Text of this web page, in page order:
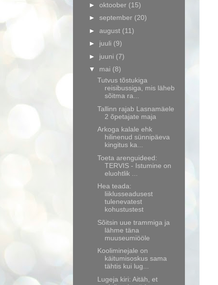
► oktoober (15)
► september (20)
► august (11)
► juuli (9)
► juuni (7)
▼ mai (8)
Tutvus tõstukiga
reisibussiga, mis läheb
sõitma ra...
Tallinn rajab Lasnamäele
2 õpetajate maja
Arkoga kalale ehk
hilinenud sünnipäeva
kingitus ka...
Toeta arenguideed:
TERVIS - Istumine on
eluohtlik ...
Hea teada:
liiklusseadusest
tulenevatest
kohustustest
Sõitsin uue trammiga ja
lähme täna
muuseumiööle
Kooliminejale on
käitumisoskus sama
tähtis kui lug...
Lugeja kiri: Aitäh, et